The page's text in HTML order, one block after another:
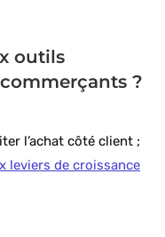
outils
?
l’achat côté client ;
leviers de croissance